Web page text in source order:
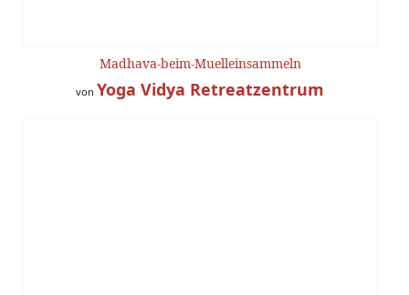
Madhava-beim-Muelleinsammeln
von Yoga Vidya Retreatzentrum